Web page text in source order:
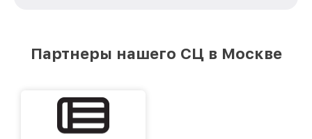
Москве, постоянно повышая уровень доверия
Партнеры нашего СЦ в Москве